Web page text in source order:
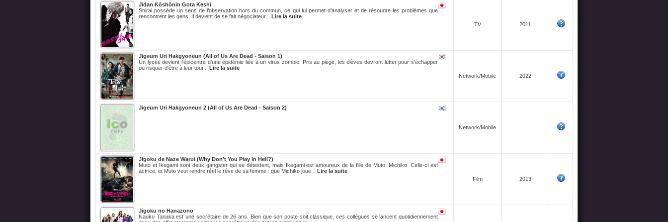
Jidan Kōshōnin Gota Keshi
Shirai possède un sens de l’observation hors du commun, ce qui lui permet d’analyser et de résoudre les problèmes que
rencontrent les gens. Il devient de se fait négociateur... Lire la suite
TV
2011
Jigeum Uri Hakgyoneun (All of Us Are Dead - Saison 1)
Un lycée devient l'épicentre d'une épidémie liée à un virus zombie. Pris au piège, les élèves devront lutter pour s'échapper
ou risquer d'être à leur tour... Lire la suite
Network/Mobile
2022
Jigeum Uri Hakgyoneun 2 (All of Us Are Dead - Saison 2)
Network/Mobile
Jigoku de Naze Warui (Why Don't You Play in Hell?)
Muto et Ikegami sont deux gangster qui se détestent, mais Ikegami est amoureux de la fille de Muto, Michiko. Celle-ci est
actrice, et Muto veut rendre réel le rêve de sa femme : que Michiko joue... Lire la suite
Film
2013
Jigoku no Hanazono
Naoko Tanaka est une secrétaire de 26 ans. Bien que son poste soit classique, ces collègues se lancent quotidiennement